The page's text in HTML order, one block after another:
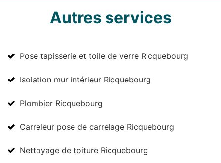
Autres services
Pose tapisserie et toile de verre Ricquebourg
Isolation mur intérieur Ricquebourg
Plombier Ricquebourg
Carreleur pose de carrelage Ricquebourg
Nettoyage de toiture Ricquebourg